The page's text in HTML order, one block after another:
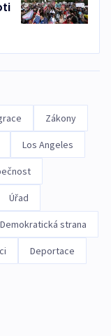
Zákony
Los Angeles
Úřad
Demokratická strana
Deportace